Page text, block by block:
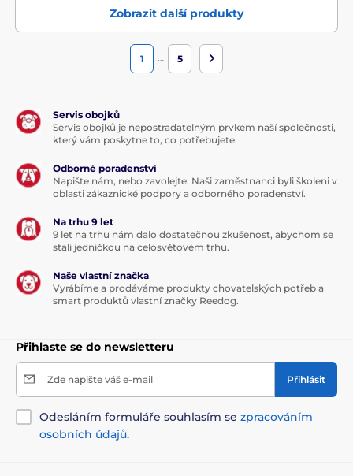
Zobrazit další produkty
1 … 5
Servis obojků
Servis obojků je nepostradatelným prvkem naší společnosti,
který vám poskytne to, co potřebujete.
Odborné poradenství
Napište nám, nebo zavolejte. Naši zaměstnanci byli školeni v
oblasti zákaznické podpory a odborného poradenství.
Na trhu 9 let
9 let na trhu nám dalo dostatečnou zkušenost, abychom se
stali jedničkou na celosvětovém trhu.
Naše vlastní značka
Vyrábíme a prodáváme produkty chovatelských potřeb a
smart produktů vlastní značky Reedog.
Přihlaste se do newsletteru
Zde napište váš e-mail Přihlásit
Odesláním formuláře souhlasím se zpracováním
osobních údajů.